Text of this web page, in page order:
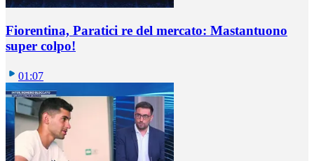
Fiorentina, Paratici re del mercato: Mastantuono
super colpo!
01:07